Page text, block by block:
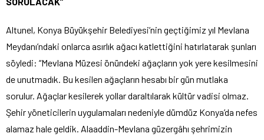
Altunel, Konya Büyükşehir Belediyesi’nin geçtiğimiz yıl Mevlana
Meydanı’ndaki onlarca asırlık ağacı katlettiğini hatırlatarak şunları
söyledi: “Mevlana Müzesi önündeki ağaçların yok yere kesilmesini
de unutmadık. Bu kesilen ağaçların hesabı bir gün mutlaka
sorulur. Ağaçlar kesilerek yollar daraltılarak kültür vadisi olmaz.
Şehir yöneticilerin uygulamaları nedeniyle dümdüz Konya’da nefes
alamaz hale geldik. Alaaddin-Mevlana güzergâhı şehrimizin